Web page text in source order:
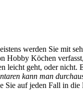
werden Sie mit
Hobby Köchen
leicht geht, oder nicht.
kann man
auf jeden Fall in